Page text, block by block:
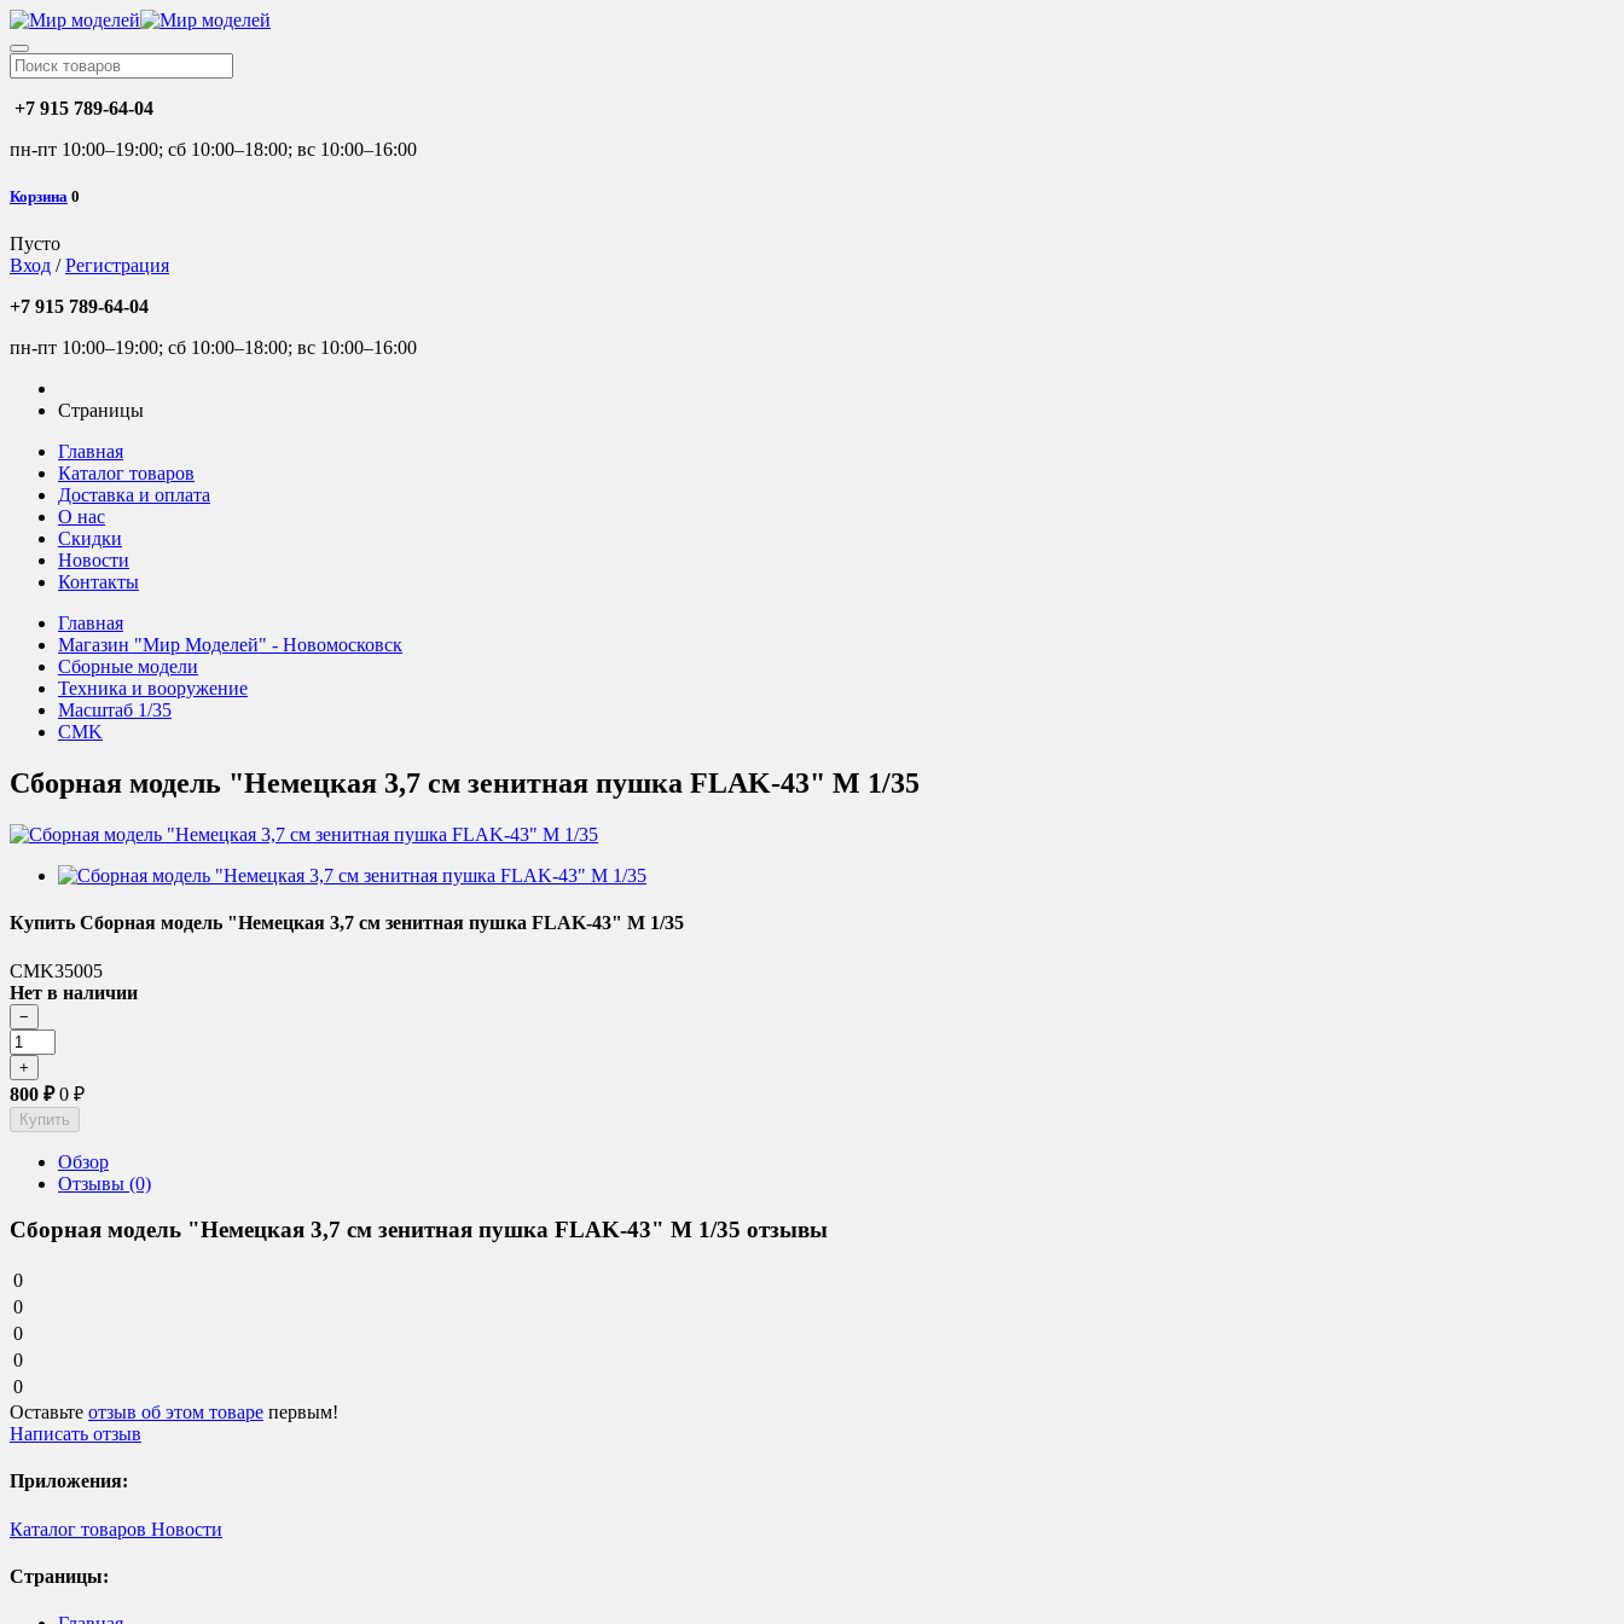
+7 915 789-64-04
пн-пт 10:00–19:00; сб 10:00–18:00; вс 10:00–16:00
Корзина 0
Пусто
Вход /Регистрация
+7 915 789-64-04
пн-пт 10:00–19:00; сб 10:00–18:00; вс 10:00–16:00
Страницы
Главная
Каталог товаров
Доставка и оплата
О нас
Скидки
Новости
Контакты
Главная
Магазин "Мир Моделей" - Новомосковск
Сборные модели
Техника и вооружение
Масштаб 1/35
CMK
Сборная модель "Немецкая 3,7 см зенитная пушка FLAK-43" М 1/35
Купить Сборная модель "Немецкая 3,7 см зенитная пушка FLAK-43" М 1/35
CMK35005
Нет в наличии
800 ₽0 ₽
Обзор
Отзывы (0)
Сборная модель "Немецкая 3,7 см зенитная пушка FLAK-43" М 1/35 отзывы
0
0
0
0
0
Оставьте отзыв об этом товаре первым!
Написать отзыв
Приложения:
Каталог товаров Новости
Страницы: